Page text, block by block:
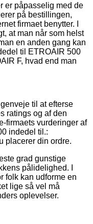
er påpasselig med de
på bestillingen,
firmaet benytter. I
at man når som helst
en anden gang kan
til ETROAIR 500
F, hvad end man
til at efterse
ratings og af den
firmaets vurderinger af
indedel til.:
placerer din ordre.
grad gunstige
pålidelighed. I
folk kan udforme en
lige så vel må
oplevelser.